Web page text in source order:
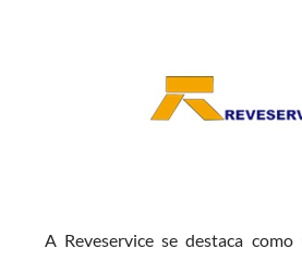
A Reveservice se destaca